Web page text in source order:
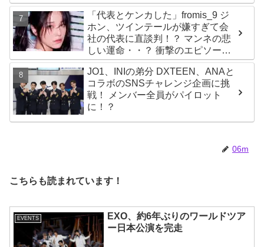
Kep1er、ZEROBASEONEら人気
グループが続々と誕生！ JO1や
INI、ME:Iを生んだ日プまで一挙紹
介
「代表とケンカした」fromis_9 ジ
ホン、ツインテールが嫌すぎて会
社の代表に直談判！？ マンネの悲
しい運命・・？ 衝撃のエピソード
に爆笑
JO1、INIの弟分 DXTEEN、ANAと
コラボのSNSチャレンジ企画に挑
戦！ メンバー全員がパイロット
に！？
06m
こちらも読まれています！
EVENTS
EXO、約6年ぶりのワールドツア
ー日本公演を完走